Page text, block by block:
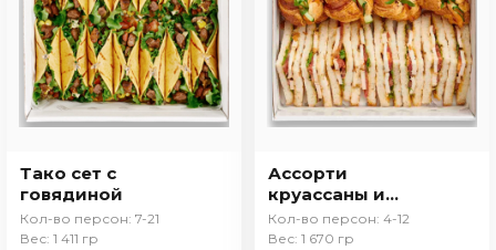
Тако сет с
говядиной
Кол-во персон: 7-21
Вес: 1 411 гр
Ассорти
круассаны и
сэндвичи
Кол-во персон: 4-12
Вес: 1 670 гр